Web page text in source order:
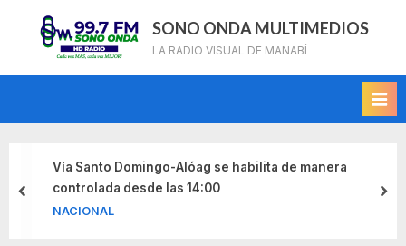
SONO ONDA MULTIMEDIOS
LA RADIO VISUAL DE MANABÍ
Alóag se habilita de manera
las 14:00
Crecimiento en
del 30 % entre
prev